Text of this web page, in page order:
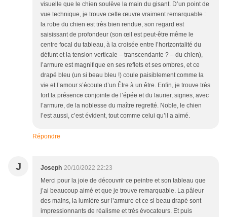
visuelle que le chien soulève la main du gisant. D’un point de
vue technique, je trouve cette œuvre vraiment remarquable :
la robe du chien est très bien rendue, son regard est
saisissant de profondeur (son œil est peut-être même le
centre focal du tableau, à la croisée entre l’horizontalité du
défunt et la tension verticale – transcendante ? – du chien),
l’armure est magnifique en ses reflets et ses ombres, et ce
drapé bleu (un si beau bleu !) coule paisiblement comme la
vie et l’amour s’écoule d’un Être à un être. Enfin, je trouve très
fort la présence conjointe de l’épée et du laurier, signes, avec
l’armure, de la noblesse du maître regretté. Noble, le chien
l’est aussi, c’est évident, tout comme celui qu’il a aimé.
Répondre
J Joseph 20/10/2022 22:23
Merci pour la joie de découvrir ce peintre et son tableau que
j’ai beaucoup aimé et que je trouve remarquable. La pâleur
des mains, la lumière sur l’armure et ce si beau drapé sont
impressionnants de réalisme et très évocateurs. Et puis